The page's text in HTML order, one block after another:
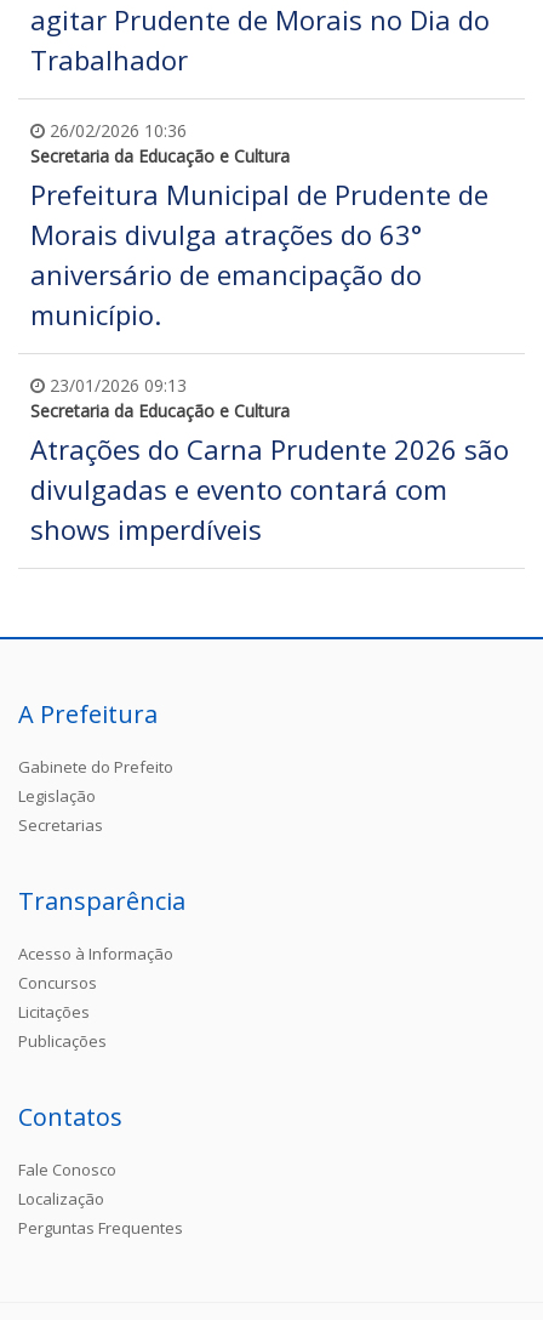
agitar Prudente de Morais no Dia do
Trabalhador
26/02/2026 10:36
Secretaria da Educação e Cultura
Prefeitura Municipal de Prudente de
Morais divulga atrações do 63°
aniversário de emancipação do
município.
23/01/2026 09:13
Secretaria da Educação e Cultura
Atrações do Carna Prudente 2026 são
divulgadas e evento contará com
shows imperdíveis
A Prefeitura
Gabinete do Prefeito
Legislação
Secretarias
Transparência
Acesso à Informação
Concursos
Licitações
Publicações
Contatos
Fale Conosco
Localização
Perguntas Frequentes